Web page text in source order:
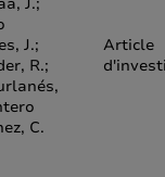
J.;
R.;
C.
Article